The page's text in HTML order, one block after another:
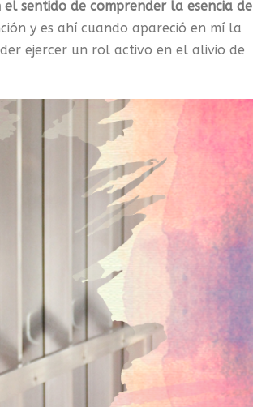
sentido de comprender la esencia de
y es ahí cuando apareció en mí la
ejercer un rol activo en el alivio de